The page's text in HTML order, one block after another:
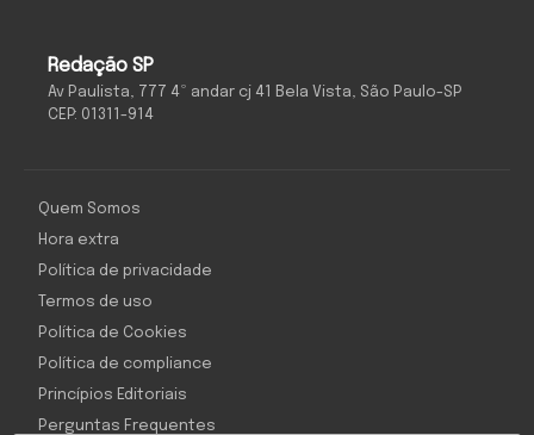
Redação SP
Av Paulista, 777 4º andar cj 41 Bela Vista, São Paulo-SP
CEP: 01311-914
Quem Somos
Hora extra
Política de privacidade
Termos de uso
Política de Cookies
Política de compliance
Princípios Editoriais
Perguntas Frequentes